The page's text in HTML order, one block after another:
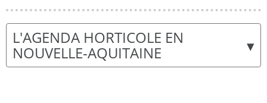
▾
L'AGENDA HORTICOLE EN
NOUVELLE-AQUITAINE